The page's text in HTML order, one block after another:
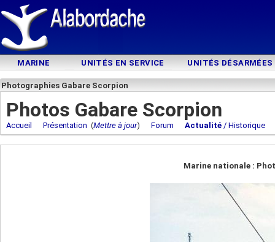
MARINE UNITÉS EN SERVICE UNITÉS DÉSARMÉES
Photographies Gabare Scorpion
Photos Gabare Scorpion
Accueil Présentation (Mettre à jour) Forum Actualité / Historique
Marine nationale :